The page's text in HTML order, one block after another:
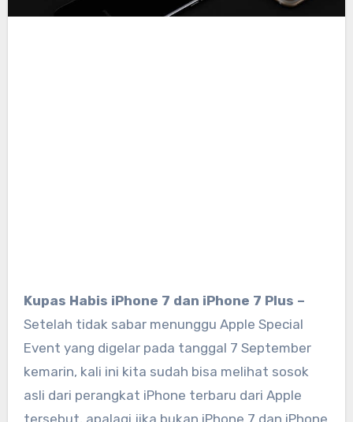
Kupas Habis iPhone 7 dan iPhone 7 Plus –
Setelah tidak sabar menunggu Apple Special
Event yang digelar pada tanggal 7 September
kemarin, kali ini kita sudah bisa melihat sosok
asli dari perangkat iPhone terbaru dari Apple